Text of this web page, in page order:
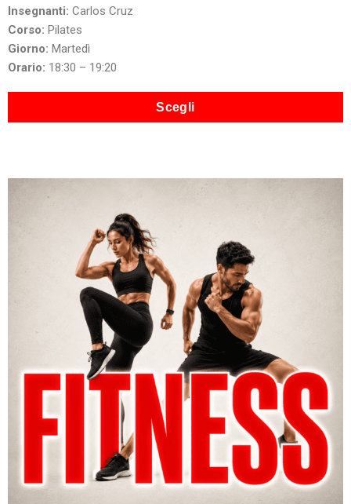
Insegnanti: Carlos Cruz
Corso: Pilates
Giorno: Martedì
Orario: 18:30 – 19:20
Scegli